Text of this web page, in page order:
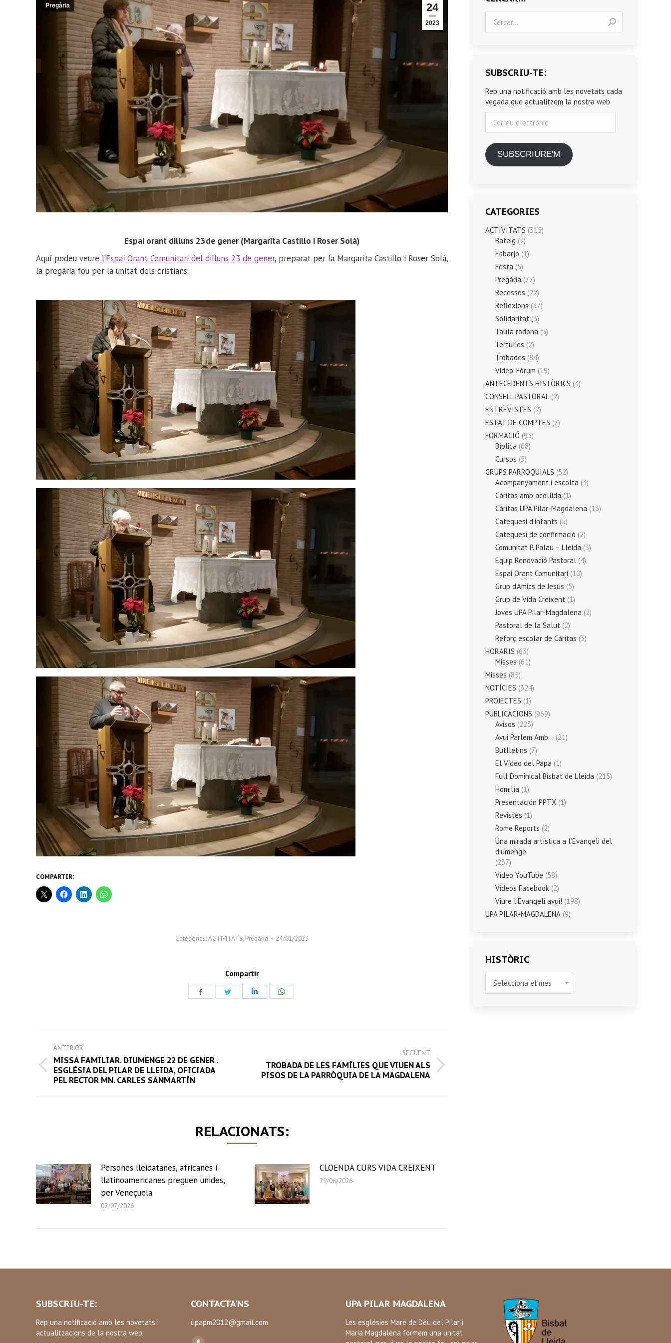
24
2023
Pregària
Espai orant dilluns 23de gener (Margarita Castillo i Roser Solà)
Aquí podeu veure l’Espai Orant Comunitari del dilluns 23 de gener, preparat per la Margarita Castillo i Roser Solà,
la pregària fou per la unitat dels cristians.
COMPARTIR:
Categories:ACTIVITATS, Pregària 24/01/2023
Compartir
Share
Share
POST
NAVIGATION
ANTERIOR
Previous
post:
MISSA FAMILIAR. DIUMENGE 22 DE GENER .
ESGLÉSIA DEL PILAR DE LLEIDA, OFICIADA
PEL RECTOR MN. CARLES SANMARTÍN
SEGÜENT
Next
TROBADA DE LES FAMÍLIES QUE VIUEN ALS
PISOS DE LA PARRÒQUIA DE LA MAGDALENA
RELACIONATS:
Persones lleidatanes, africanes i
llatinoamericanes preguen unides,
per Veneçuela
02/07/2026
CLOENDA CURS VIDA CREIXENT
29/06/2026
SUBSCRIU-TE:
Rep una notificació amb les novetats cada
vegada que actualitzem la nostra web
electrònic
SUBSCRIURE'M
CATEGORIES
ACTIVITATS (315)
Bateig (4)
Esbarjo (1)
Festa (5)
Pregària (77)
Recessos (22)
Reflexions (37)
Solidaritat (3)
Taula rodona (3)
Tertulies (2)
Trobades (84)
Vídeo-Fòrum (19)
ANTECEDENTS HISTÒRICS (4)
CONSELL PASTORAL (2)
ENTREVISTES (2)
ESTAT DE COMPTES (7)
FORMACIÓ (93)
Bíblica (68)
Cursos (5)
GRUPS PARROQUIALS (52)
Acompanyament i escolta (4)
Càritas amb acollida (1)
Càritas UPA Pilar-Magdalena (13)
Catequesi d’infants (5)
Catequesi de confirmació (2)
Comunitat P. Palau – Lleida (3)
Equip Renovació Pastoral (4)
Espai Orant Comunitari (10)
Grup d'Amics de Jesús (5)
Grup de Vida Creixent (1)
Joves UPA Pilar-Magdalena (2)
Pastoral de la Salut (2)
Reforç escolar de Càritas (3)
HORARIS (63)
Misses (61)
Misses (85)
NOTÍCIES (324)
PROJECTES (1)
PUBLICACIONS (969)
Avisos (223)
Avui Parlem Amb… (21)
Butlletins (7)
El Vídeo del Papa (1)
Full Dominical Bisbat de Lleida (215)
Homilía (1)
Presentación PPTX (1)
Revistes (1)
Rome Reports (2)
Una mirada artística a l’Evangeli del
diumenge
(237)
Vídeo YouTube (58)
Vídeos Facebook (2)
Viure l'Evangeli avui! (198)
UPA PILAR-MAGDALENA (9)
HISTÒRIC
SUBSCRIU-TE:
Rep una notificació amb les novetats i
actualitzacions de la nostra web.
CONTACTA’NS
upapm2012@gmail.com
Find us on:
UPA PILAR MAGDALENA
Les esglésies Mare de Déu del Pilar i
Maria Magdalena formem una unitat